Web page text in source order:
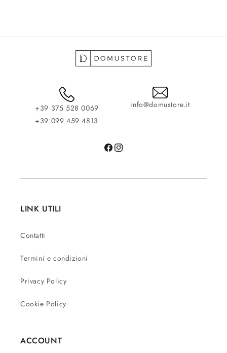
+39 375 528 0069
+39 099 459 4813
info@domustore.it
Facebook
Instagram
LINK UTILI
Contatti
Termini e condizioni
Privacy Policy
Cookie Policy
ACCOUNT